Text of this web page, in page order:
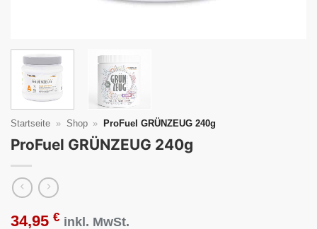
Startseite » Shop » ProFuel GRÜNZEUG 240g
ProFuel GRÜNZEUG 240g
34,95 € inkl. MwSt.